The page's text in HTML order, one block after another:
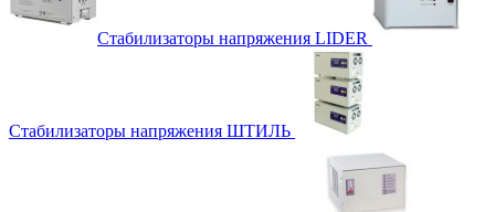
Стабилизаторы напряжения LIDER
Стабилизаторы напряжения ШТИЛЬ